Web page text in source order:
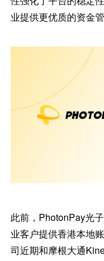
业提供更优质的资金
此前，PhotonPay光
业客户提供香港本地
司近期和摩根大通